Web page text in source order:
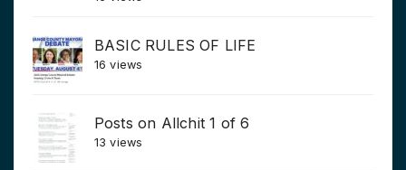
BASIC RULES OF LIFE
16 views
Posts on Allchit 1 of 6
13 views